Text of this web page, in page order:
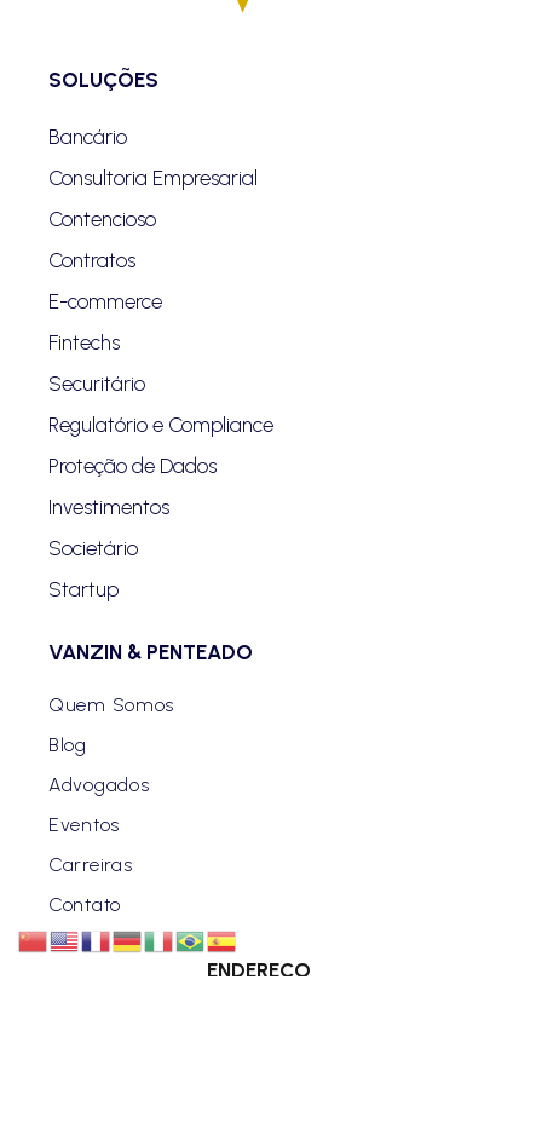
ENDEREÇO
SOLUÇÕES
Bancário
Consultoria Empresarial
Contencioso
Contratos
E-commerce
Fintechs
Securitário
Regulatório e Compliance
Proteção de Dados
Investimentos
Societário
Startup
VANZIN & PENTEADO
Quem Somos
Blog
Advogados
Eventos
Carreiras
Contato